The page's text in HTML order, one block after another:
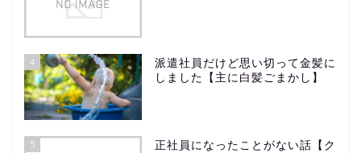
4
派遣社員だけど思い切って金髪に
しました【主に白髪ごまかし】
5
正社員になったことがない話【ク